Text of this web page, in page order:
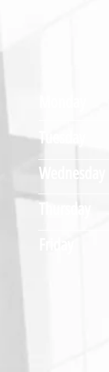
Tuesday
Wednesday
Thursday